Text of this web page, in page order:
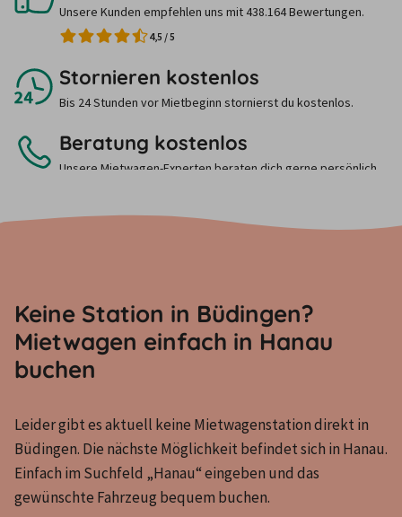
Unsere Kunden empfehlen uns mit 438.164 Bewertungen.
4,5 /5
Stornieren kostenlos
Bis 24 Stunden vor Mietbeginn stornierst du kostenlos.
Beratung kostenlos
Unsere Mietwagen-Experten beraten dich gerne persönlich.
Keine Station in Büdingen?
Mietwagen einfach in Hanau
buchen
Leider gibt es aktuell keine Mietwagenstation direkt in
Büdingen. Die nächste Möglichkeit befindet sich in Hanau.
Einfach im Suchfeld „Hanau“ eingeben und das
gewünschte Fahrzeug bequem buchen.